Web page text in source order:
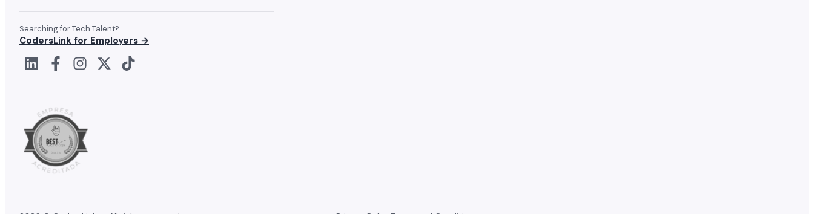
Searching for Tech Talent?
CodersLink for Employers →